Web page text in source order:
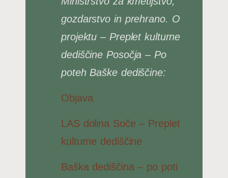
gozdarstvo in prehrano. O
projektu – Preplet kulturne
dediščine Posočja – Po
poteh Baške dediščine:
Objava
LAS dolina Soče – Preplet
kulturne dediščine
Baška dediščina – po poti